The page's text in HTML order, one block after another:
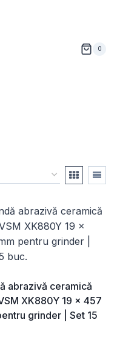
0
abrazivă ceramică
XK880Y 19 × 457
grinder | Set 15